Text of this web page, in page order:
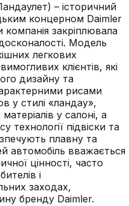
– історичний
концерном Daimler
компанія закріплювала
Модель
легкових
клієнтів, які
дизайну та
рисами
у стилі «ландау»,
у салоні, а
технології підвіски та
плавну та
автомобіль вважається
цінності, часто
і
заходах,
бренду Daimler.